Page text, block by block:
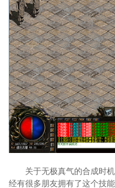
关于无极真气的合成时
经有很多朋友拥有了这个技